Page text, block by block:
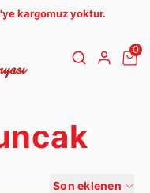
kargomuz yoktur.
0
Son eklenen